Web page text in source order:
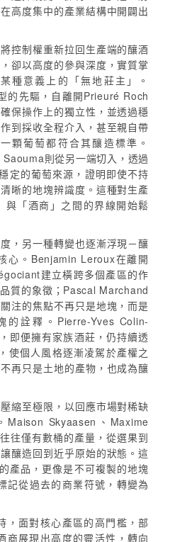
高度集中的產業結構中開闢出
控制權重新拉回生產端的釀酒
卻以高度的參與深度，實質掌
種意義上的「無地莊主」。
的先驅，自離開Prieuré Roch
保操作上的獨立性，並透過穩
到採收全程介入，甚至親自帶
顆葡萄都符合其釀造標準。
則從另一端切入，透過
定的葡萄來源，證明即使不持
晰的地塊辨識度。這種對生產
與「酒商」之間的界線開始鬆
，另一種轉變也逐漸浮現－釀
心。Benjamin Leroux在離開
建立橫跨多個產區的作
質的象徵；Pascal Marchand
注的焦點不再只是地塊，而是
詮釋。Pierre-Yves Colin-
即便擁有家族酒莊，仍持續透
使個人風格逐漸凌駕於產權之
再只是土地的產物，也成為釀
縮至極限，以回應市場對稀缺
Skyaasen、Maxime
往僅有數桶的產量，從選果到
釀造回到近乎原始的狀態。這
產品，更像是不可複製的地塊
記從過去的商業符號，轉變為
，面對核心產區的高門檻，部
商展現出高度的靈活性，轉向